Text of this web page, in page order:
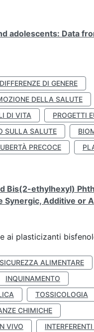
adolescents: Data
DIFFERENZE DI GENERE
DELLA SALUTE
DI VITA
PROGETTI
SULLA SALUTE
PRECOCE
Bis(2-ethylhexyl)
Synergic, Additive or
ai plasticizanti
SICUREZZA ALIMENTARE
INQUINAMENTO
TOSSICOLOGIA
CHIMICHE
VIVO